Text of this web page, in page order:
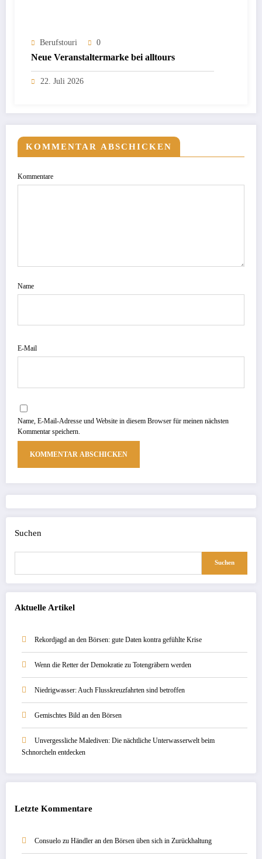
Berufstouri 0
Neue Veranstaltermarke bei alltours
22. Juli 2026
KOMMENTAR ABSCHICKEN
Kommentare
Name
E-Mail
Name, E-Mail-Adresse und Website in diesem Browser für meinen nächsten
Kommentar speichern.
Suchen
Suchen
Aktuelle Artikel
Rekordjagd an den Börsen: gute Daten kontra gefühlte Krise
Wenn die Retter der Demokratie zu Totengräbern werden
Niedrigwasser: Auch Flusskreuzfahrten sind betroffen
Gemischtes Bild an den Börsen
Unvergessliche Malediven: Die nächtliche Unterwasserwelt beim
Schnorcheln entdecken
Letzte Kommentare
Consuelo zu Händler an den Börsen üben sich in Zurückhaltung